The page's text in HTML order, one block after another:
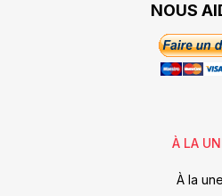
NOUS
À LA
À la une